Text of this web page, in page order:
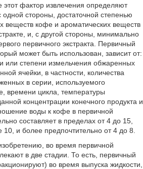
этот фактор извлечения определяют
стороны, достаточной степенью
веществ кофе и ароматических веществ
и, с другой стороны, минимально
первичного экстракта. Первичный
может быть использован, зависит от:
или степени измельчения обжаренных
ячейки, в частности, количества
в серии, используемого
времени цикла, температуры
концентрации конечного продукта и
воды к кофе в первичной
составляет в пределах от 4 до 15,
и более предпочтительно от 4 до 8.
во время первичной
в две стадии. То есть, первичный
во время выпуска жидкости,